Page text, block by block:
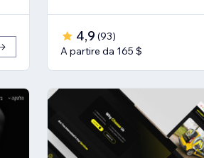
4,9 (93)
A partire da 165 $